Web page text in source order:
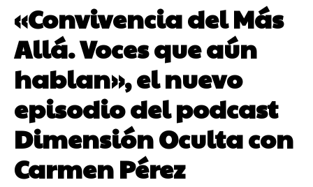
«Convivencia del Más
Allá. Voces que aún
hablan», el nuevo
episodio del podcast
Dimensión Oculta con
Carmen Pérez